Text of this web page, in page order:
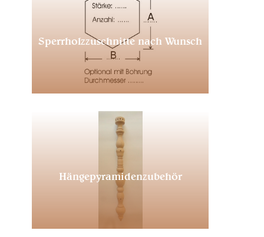
Sperrholzzuschnitte nach Wunsch
Hängepyramidenzubehör